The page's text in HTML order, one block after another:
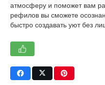
атмосферу и поможет вам
рефилов вы сможете
быстро создавать уют без